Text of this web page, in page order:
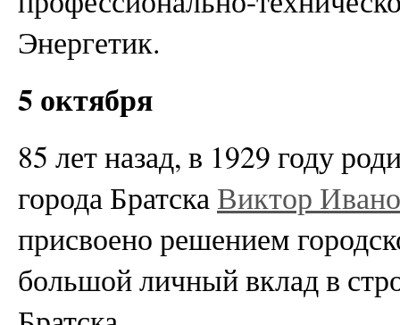
Энергетик.
5 октября
85 лет назад, в 1929 году
города БратскаВиктор
присвоено решением
большой личный вклад в